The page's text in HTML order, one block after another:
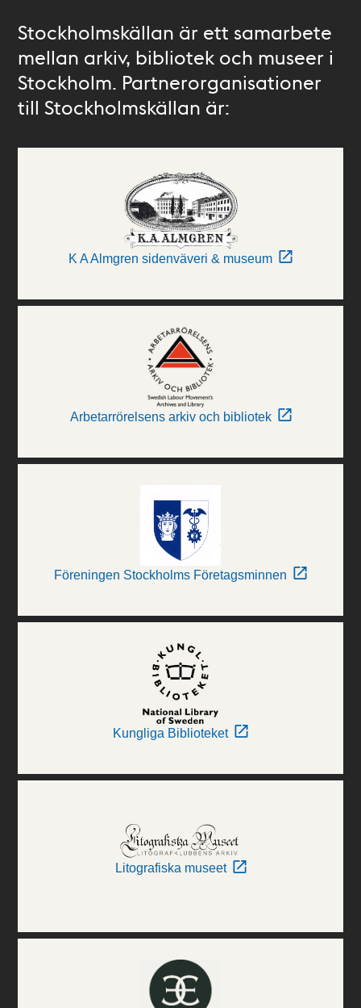
Stockholmskällan är ett samarbete
mellan arkiv, bibliotek och museer i
Stockholm. Partnerorganisationer
till Stockholmskällan är:
K A Almgren sidenväveri & museum
Arbetarrörelsens arkiv och bibliotek
Föreningen Stockholms Företagsminnen
Kungliga Biblioteket
Litografiska museet